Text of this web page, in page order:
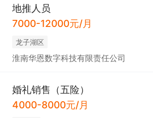
地推人员
7000-12000元/月
龙子湖区
淮南华恩数字科技有限责任公司
婚礼销售（五险）
4000-8000元/月